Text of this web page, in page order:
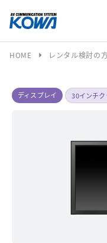
HOME arrow_right レンタル検討の
ディスプレイ 30インチク